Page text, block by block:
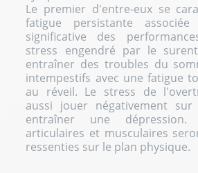
Le premier d'entre-eux se
fatigue persistante
significative des
stress engendré par le
entraîner des troubles du
intempestifs avec une fatigue
au réveil. Le stress de
aussi jouer négativement
entraîner une dépression.
articulaires et musculaires
ressenties sur le plan physique.